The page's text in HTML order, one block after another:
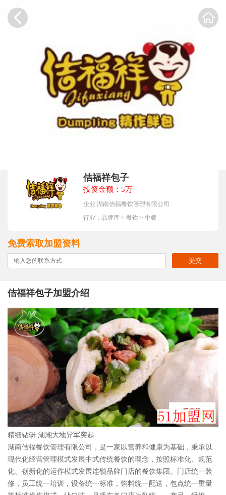
佶福祥包子
投资金额：5万
企业:湖南佶福餐饮管理有限公司
行业： 品牌库 > 餐饮 > 中餐
免费索取加盟资料
提交
佶福祥包子加盟介绍
精细钻研 湖湘大地异军突起
湖南佶福餐饮管理有限公司，是一家以营养和健康为基础，秉承以
现代化经营管理模式发展中式传统餐饮的理念，按照标准化、规范
化、创新化的运作模式发展连锁品牌门店的餐饮集团。门店统一装
修，员工统一培训，设备统一标准，馅料统一配送，包点统一重量